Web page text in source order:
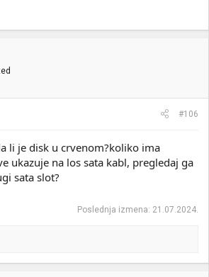
#106
li je disk u crvenom?koliko ima
ukazuje na los sata kabl, pregledaj ga
sata slot?
Poslednja izmena: 21.07.2024.